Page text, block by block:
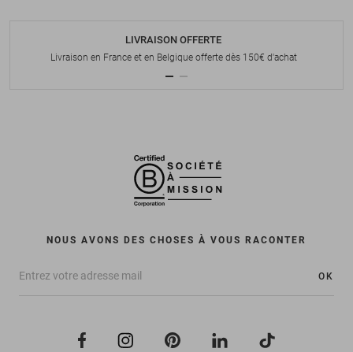
LIVRAISON OFFERTE
Livraison en France et en Belgique offerte dès 150€ d'achat
NOUS AVONS DES CHOSES À VOUS RACONTER
OK